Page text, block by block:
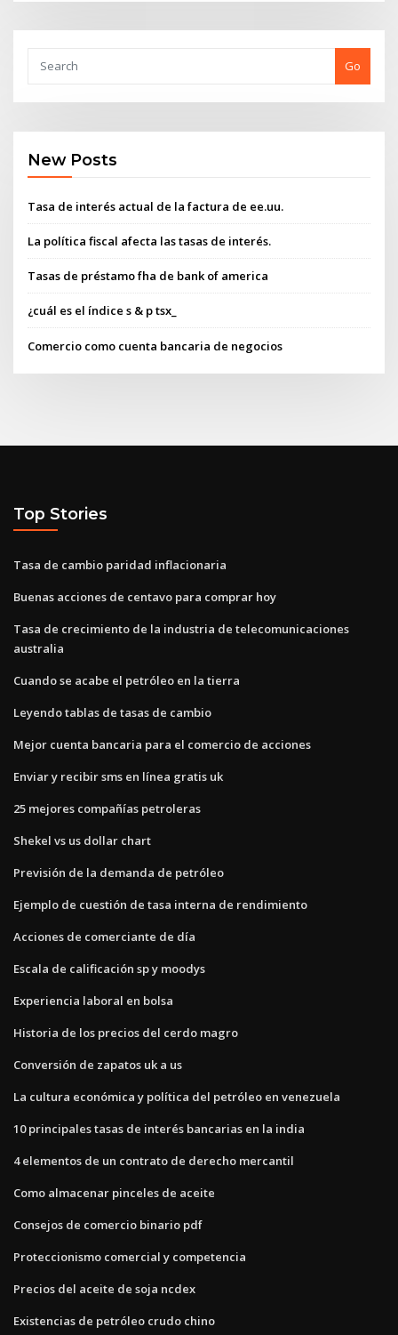
Go
New Posts
Tasa de interés actual de la factura de ee.uu.
La política fiscal afecta las tasas de interés.
Tasas de préstamo fha de bank of america
¿cuál es el índice s & p tsx_
Comercio como cuenta bancaria de negocios
Top Stories
Tasa de cambio paridad inflacionaria
Buenas acciones de centavo para comprar hoy
Tasa de crecimiento de la industria de telecomunicaciones
australia
Cuando se acabe el petróleo en la tierra
Leyendo tablas de tasas de cambio
Mejor cuenta bancaria para el comercio de acciones
Enviar y recibir sms en línea gratis uk
25 mejores compañías petroleras
Shekel vs us dollar chart
Previsión de la demanda de petróleo
Ejemplo de cuestión de tasa interna de rendimiento
Acciones de comerciante de día
Escala de calificación sp y moodys
Experiencia laboral en bolsa
Historia de los precios del cerdo magro
Conversión de zapatos uk a us
La cultura económica y política del petróleo en venezuela
10 principales tasas de interés bancarias en la india
4 elementos de un contrato de derecho mercantil
Como almacenar pinceles de aceite
Consejos de comercio binario pdf
Proteccionismo comercial y competencia
Precios del aceite de soja ncdex
Existencias de petróleo crudo chino